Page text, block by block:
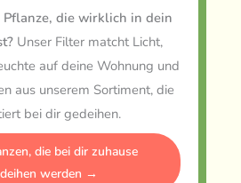
Pflanze, die wirklich in dein
Unser Filter matcht Licht,
auf deine Wohnung und
aus unserem Sortiment, die
bei dir gedeihen.
die bei dir zuhause
werden →